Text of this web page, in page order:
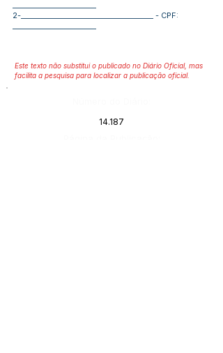
2-______________________________________ - CPF:
Este texto não substitui o publicado no Diário Oficial, mas
facilita a pesquisa para localizar a publicação oficial.
14.187